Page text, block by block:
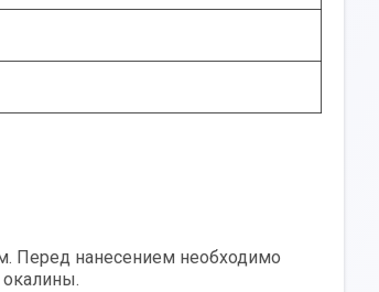
Перед нанесением необходимо
окалины.